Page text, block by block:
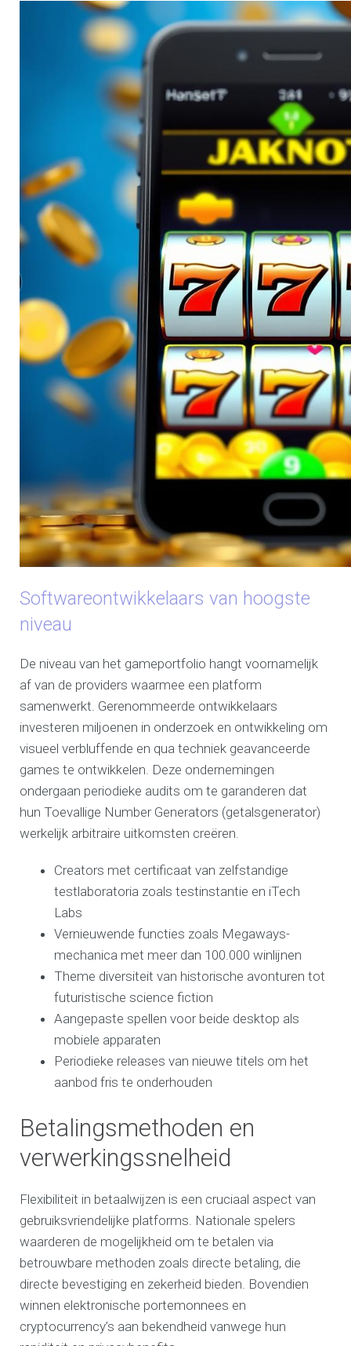
Softwareontwikkelaars van hoogste
niveau
De niveau van het gameportfolio hangt voornamelijk
af van de providers waarmee een platform
samenwerkt. Gerenommeerde ontwikkelaars
investeren miljoenen in onderzoek en ontwikkeling om
visueel verbluffende en qua techniek geavanceerde
games te ontwikkelen. Deze ondernemingen
ondergaan periodieke audits om te garanderen dat
hun Toevallige Number Generators (getalsgenerator)
werkelijk arbitraire uitkomsten creëren.
Creators met certificaat van zelfstandige
testlaboratoria zoals testinstantie en iTech
Labs
Vernieuwende functies zoals Megaways-
mechanica met meer dan 100.000 winlijnen
Theme diversiteit van historische avonturen tot
futuristische science fiction
Aangepaste spellen voor beide desktop als
mobiele apparaten
Periodieke releases van nieuwe titels om het
aanbod fris te onderhouden
Betalingsmethoden en
verwerkingssnelheid
Flexibiliteit in betaalwijzen is een cruciaal aspect van
gebruiksvriendelijke platforms. Nationale spelers
waarderen de mogelijkheid om te betalen via
betrouwbare methoden zoals directe betaling, die
directe bevestiging en zekerheid bieden. Bovendien
winnen elektronische portemonnees en
cryptocurrency’s aan bekendheid vanwege hun